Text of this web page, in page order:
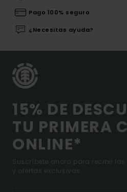
Pago 100% seguro
¿Necesitas ayuda?
15% DE
TU PRIMERA
ONLINE*
Suscríbete ahora para recibir
y ofertas exclusivas.